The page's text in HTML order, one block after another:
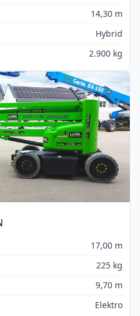
14,30 m
Hybrid
2.900 kg
17,00 m
225 kg
9,70 m
Elektro